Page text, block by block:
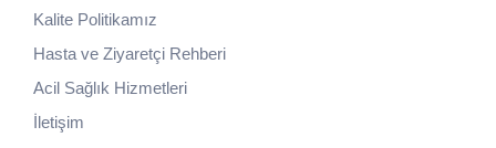
Kalite Politikamız
Hasta ve Ziyaretçi Rehberi
Acil Sağlık Hizmetleri
İletişim